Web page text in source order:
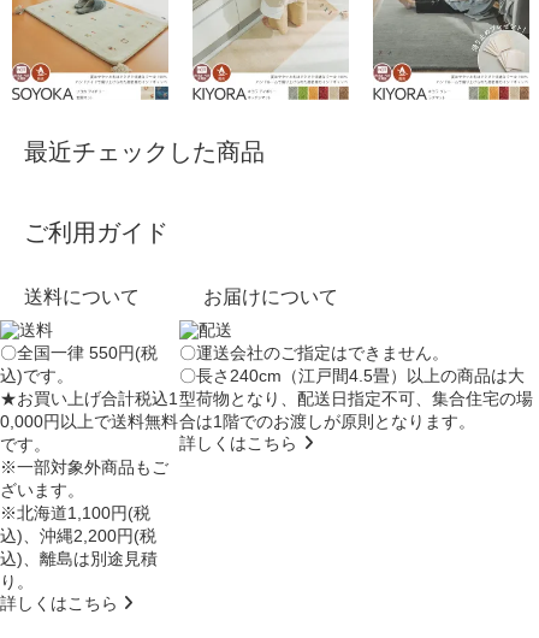
最近チェックした商品
ご利用ガイド
送料について
〇全国一律 550円(税
込)です。
★お買い上げ合計税込1
0,000円以上で送料無料
です。
※一部対象外商品もご
ざいます。
※北海道1,100円(税
込)、沖縄2,200円(税
込)、離島は別途見積
り。
詳しくはこちら
お届けについて
〇運送会社のご指定はできません。
〇長さ240cm（江戸間4.5畳）以上の商品は大
型荷物となり、配送日指定不可 、集合住宅の場
合は1階でのお渡しが原則となります。
詳しくはこちら